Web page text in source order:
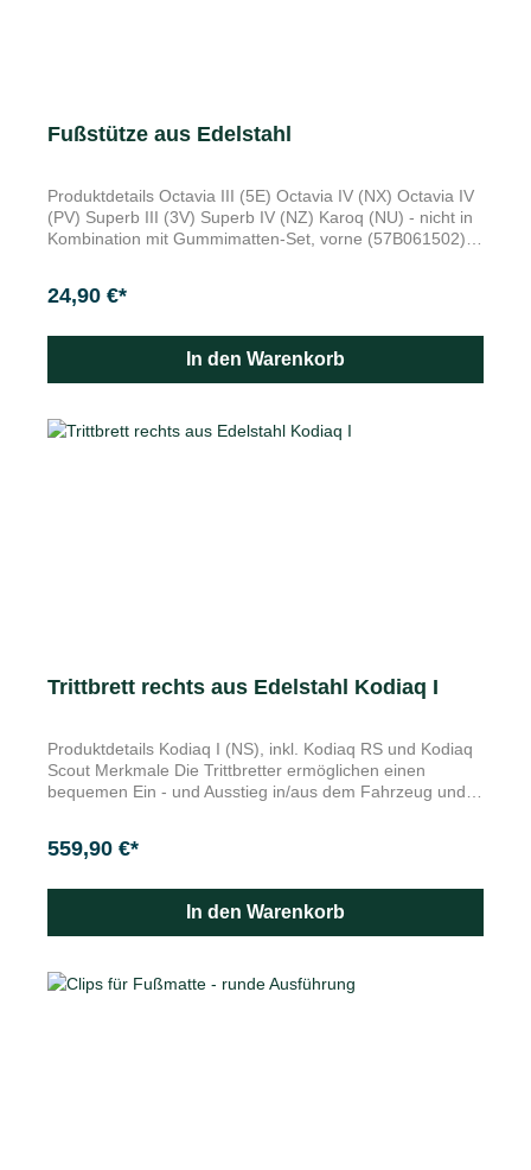
Fußstütze aus Edelstahl
Produktdetails Octavia III (5E) Octavia IV (NX) Octavia IV
(PV) Superb III (3V) Superb IV (NZ) Karoq (NU) - nicht in
Kombination mit Gummimatten-Set, vorne (57B061502)
Fußraum einen sportlich eleganten Akzent Edelstahl mit
ursprünglichen Fußstütze Die griffige Fußstütze aus
dem Fußraum einen sportlich eleganten Akzent. Perfekt
24,90 €*
In den Warenkorb
Trittbrett rechts aus Edelstahl Kodiaq I
Produktdetails Kodiaq I (NS), inkl. Kodiaq RS und Kodiaq
Scout Merkmale Die Trittbretter ermöglichen einen
bequemen Ein - und Ausstieg in/aus dem Fahrzeug und
Trittbretter ermöglichen einen bequemen Ein - und
Tragfähigkeit bis zu 300 kg. Montage nur bei einem
autorisiertem Škoda Partner durchführen lassen. Nicht in
559,90 €*
In den Warenkorb